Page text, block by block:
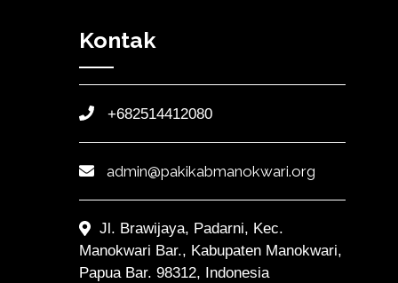
Kontak
+682514412080
admin@pakikabmanokwari.org
Jl. Brawijaya, Padarni, Kec.
Manokwari Bar., Kabupaten Manokwari,
Papua Bar. 98312, Indonesia